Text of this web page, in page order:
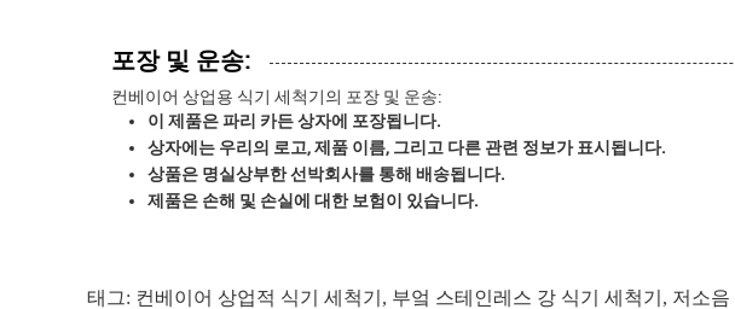
포장 및 운송:
컨베이어 상업용 식기 세척기의 포장 및 운송:
이 제품은 파리 카든 상자에 포장됩니다.
상자에는 우리의 로고, 제품 이름, 그리고 다른 관련 정보가 표시됩니다.
상품은 명실상부한 선박회사를 통해 배송됩니다.
제품은 손해 및 손실에 대한 보험이 있습니다.
태그: 컨베이어 상업적 식기 세척기 , 부엌 스테인레스 강 식기 세척기 , 저소음